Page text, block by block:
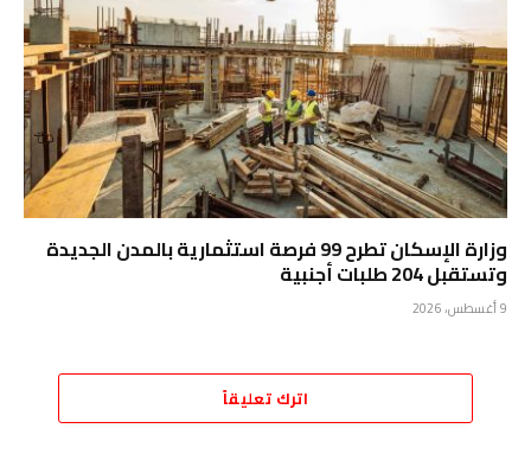
وزارة الإسكان تطرح 99 فرصة استثمارية بالمدن الجديدة
وتستقبل 204 طلبات أجنبية
9 أغسطس، 2026
اترك تعليقاً